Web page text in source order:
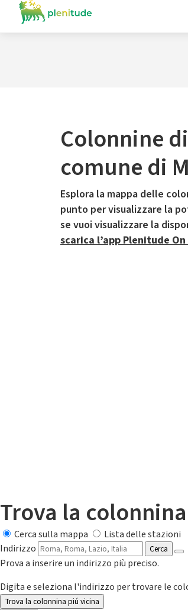
Colonnine
comune di
Esplora la mappa delle
punto per visualizzare la
se vuoi visualizzare la
scarica l’app Plenitude
Trova la
Cerca sulla mappa
Lista delle stazioni
Indirizzo
Cerca
Prova a inserire un indirizzo più preciso.
Digita e seleziona l'indirizzo per trovare le
Trova la colonnina piú vicina